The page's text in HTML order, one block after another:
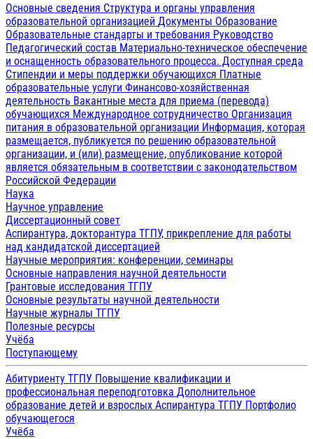
Основные сведения Структура и органы управления
образовательной организацией Документы Образование
Образовательные стандарты и требования Руководство
Педагогический состав Материально-техническое обеспечение
и оснащенность образовательного процесса. Доступная среда
Стипендии и меры поддержки обучающихся Платные
образовательные услуги Финансово-хозяйственная
деятельность Вакантные места для приема (перевода)
обучающихся Международное сотрудничество Организация
питания в образовательной организации Информация, которая
размещается, публикуется по решению образовательной
организации, и (или) размещение, опубликование которой
является обязательным в соответствии с законодательством
Российской Федерации
Наука
Научное управление
Диссертационный совет
Аспирантура, докторантура ТГПУ, прикрепление для работы
над кандидатской диссертацией
Научные мероприятия: конференции, семинары
Основные направления научной деятельности
Грантовые исследования ТГПУ
Основные результаты научной деятельности
Научные журналы ТГПУ
Полезные ресурсы
Учёба
Поступающему
Абитуриенту ТГПУ Повышение квалификации и
профессиональная переподготовка Дополнительное
образование детей и взрослых Аспирантура ТГПУ Портфолио
обучающегося
Учёба